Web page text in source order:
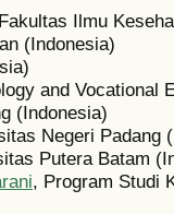
Ilmu
(Indonesia)
and Vocational
(Indonesia)
Negeri Padang
Putera Batam
, Program Studi